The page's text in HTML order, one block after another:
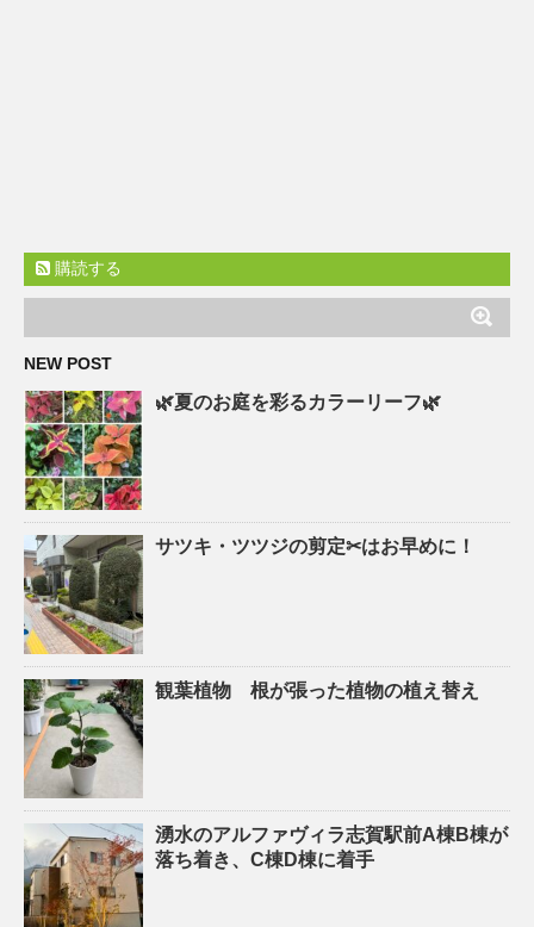
購読する
NEW POST
🌿夏のお庭を彩るカラーリーフ🌿
サツキ・ツツジの剪定✂はお早めに！
観葉植物 根が張った植物の植え替え
湧水のアルファヴィラ志賀駅前A棟B棟が
落ち着き、C棟D棟に着手